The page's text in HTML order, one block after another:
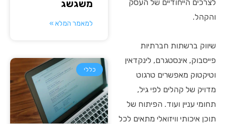
לצרכים הייחודיים של העסק
והקהל.
שיווק ברשתות חברתיות
פייסבוק, אינסטגרם, לינקדאין
וטיקטוק מאפשרים טרגוט
מדויק של קהלים לפי גיל,
תחומי עניין ועוד. הפיתוח של
תוכן איכותי וויזואלי מתאים לכל
משגשג
למאמר המלא »
כללי